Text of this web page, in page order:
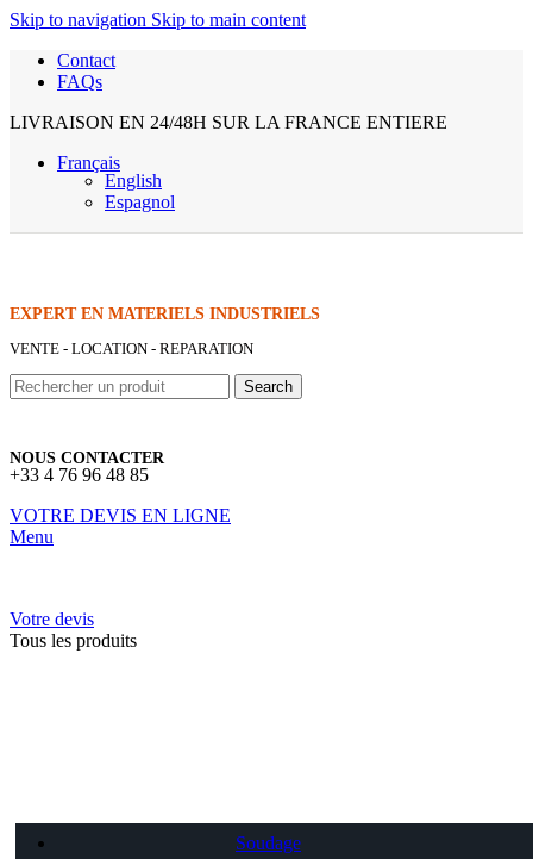
Skip to navigation Skip to main content
Contact
FAQs
LIVRAISON EN 24/48H SUR LA FRANCE ENTIERE
Français
English
Espagnol
EXPERT EN MATERIELS INDUSTRIELS
VENTE - LOCATION - REPARATION
Search
NOUS CONTACTER
+33 4 76 96 48 85
VOTRE DEVIS EN LIGNE
Menu
Votre devis
Tous les produits
Soudage